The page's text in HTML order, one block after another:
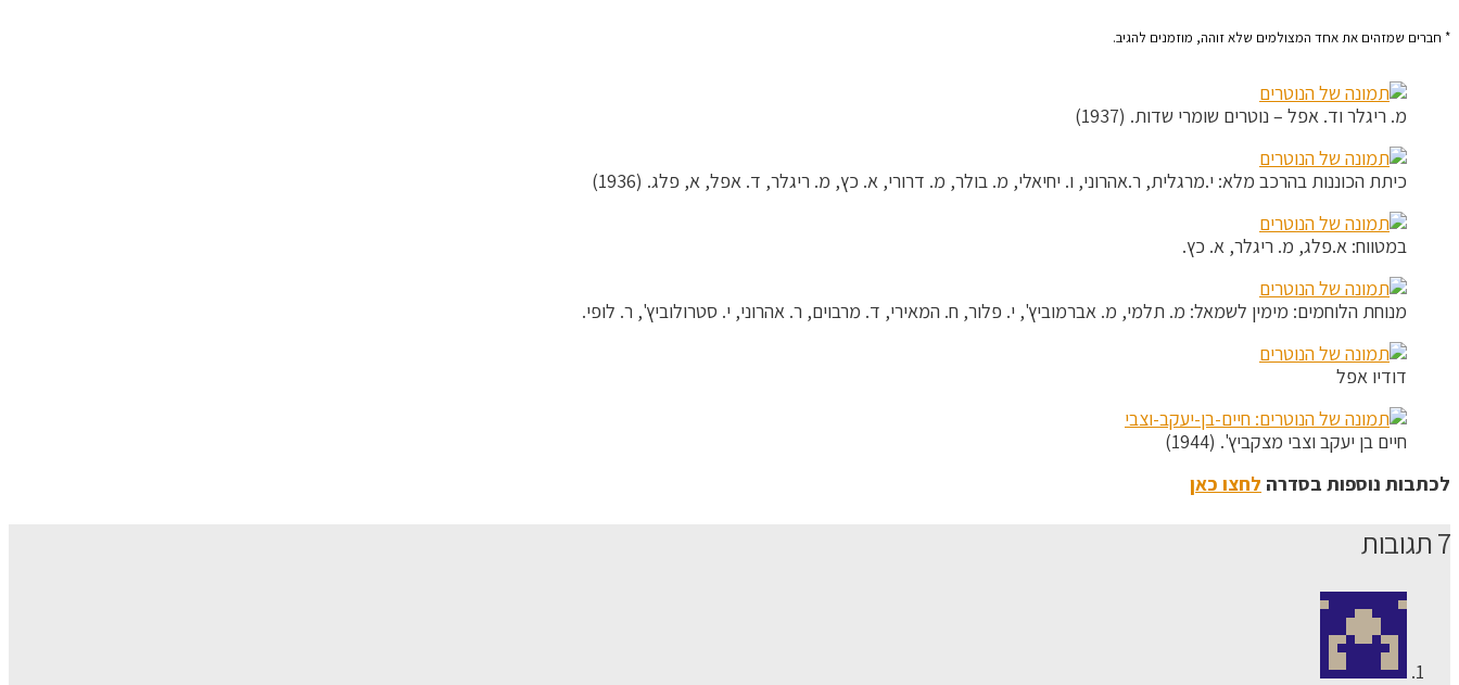
* חברים שמזהים את אחד המצולמים שלא זוהה, מוזמנים להגיב.​
מ. ריגלר וד. אפל – נוטרים שומרי שדות. (1937)
כיתת הכוננות בהרכב מלא: י.מרגלית, ר.אהרוני, ו. יחיאלי, מ. בולר, מ. דרורי, א. כץ, מ. ריגלר, ד. אפל, א, פלג. (1936)
במטווח: א.פלג, מ. ריגלר, א. כץ.
מנוחת הלוחמים: מימין לשמאל: מ. תלמי, מ. אברמוביץ', י. פלור, ח. המאירי, ד. מרבוים, ר. אהרוני, י. סטרולוביץ', ר. לופי.
דודיו אפל
חיים בן יעקב וצבי מצקביץ'. (1944)
לכתבות נוספות בסדרה לחצו כאן
7 תגובות